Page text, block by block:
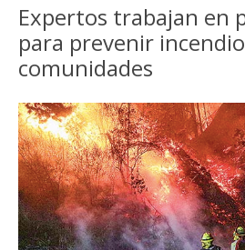
Expertos trabajan en
para prevenir
comunidades